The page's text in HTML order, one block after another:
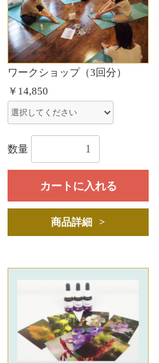
ワークショップ（3回分）
￥14,850
数量
カートに入れる
商品詳細